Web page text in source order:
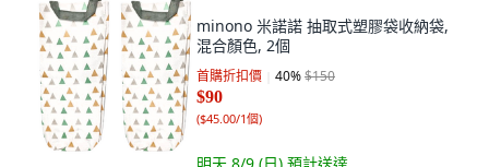
minono 米諾諾 抽取式塑膠袋收納袋,
混合顏色, 2個
首購折扣價 40%$150
$90
($45.00/1個)